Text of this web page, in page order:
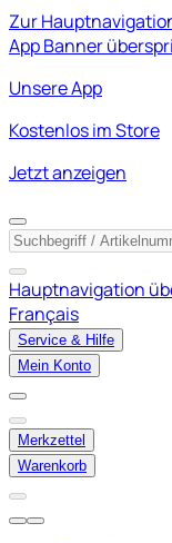
Zur
App Banner
Unsere App
Kostenlos im Store
Jetzt anzeigen
Hauptnavigation
Français
Service & Hilfe
Mein Konto
Merkzettel
Warenkorb